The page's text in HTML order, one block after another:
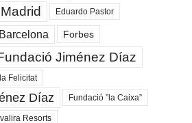
Eduardo Pastor
Forbes
Jiménez Díaz
Felicitat
Díaz Fundació ”la Caixa”
Resorts